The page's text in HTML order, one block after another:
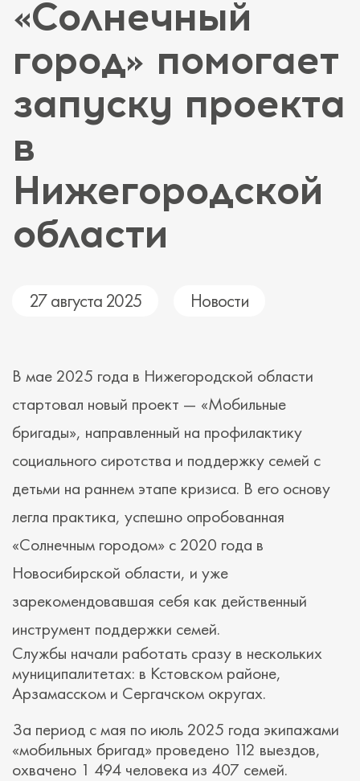
«Солнечный
город» помогает
запуску проекта
в
Нижегородской
области
27 августа 2025 Новости
В мае 2025 года в Нижегородской области
стартовал новый проект — «Мобильные
бригады», направленный на профилактику
социального сиротства и поддержку семей с
детьми на раннем этапе кризиса. В его основу
легла практика, успешно опробованная
«Солнечным городом» с 2020 года в
Новосибирской области, и уже
зарекомендовавшая себя как действенный
инструмент поддержки семей.
Службы начали работать сразу в нескольких
муниципалитетах: в Кстовском районе,
Арзамасском и Сергачском округах.
За период с мая по июль 2025 года экипажами
«мобильных бригад» проведено 112 выездов,
охвачено 1 494 человека из 407 семей.